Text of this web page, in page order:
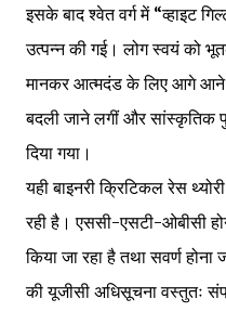
इसके बाद श्वेत वर्ग में “व्हाइट
उत्पन्न की गई। लोग स्वयं को
मानकर आत्मदंड के लिए आगे आने
बदली जाने लगीं और सांस्कृतिक
दिया गया।
यही बाइनरी क्रिटिकल रेस
रही है। एससी-एसटी-ओबीसी
किया जा रहा है तथा सवर्ण
की यूजीसी अधिसूचना वस्तुतः